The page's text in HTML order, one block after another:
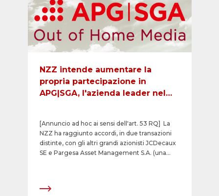
NZZ intende aumentare la
propria partecipazione in
APG|SGA, l'azienda leader nel
[Annuncio ad hoc ai sensi dell'art. 53 RQ] La
NZZ ha raggiunto accordi, in due transazioni
distinte, con gli altri grandi azionisti JCDecaux
SE e Pargesa Asset Management S.A. (una
società quotata APG|SGA SA. I relativi contratti